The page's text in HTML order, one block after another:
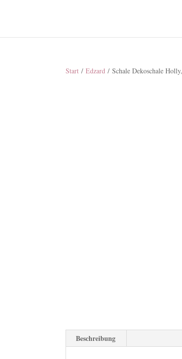
Start /Edzard / Schale Dekoschale
Beschreibung